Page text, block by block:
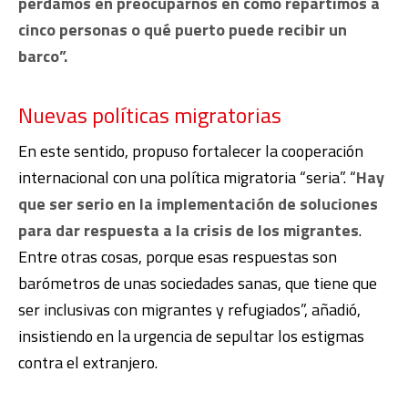
cinco personas o qué puerto puede recibir un
barco”.
Nuevas políticas migratorias
En este sentido, propuso fortalecer la cooperación
internacional con una política migratoria “seria”. “Hay
que ser serio en la implementación de soluciones
para dar respuesta a la crisis de los migrantes.
Entre otras cosas, porque esas respuestas son
barómetros de unas sociedades sanas, que tiene que
ser inclusivas con migrantes y refugiados”, añadió,
insistiendo en la urgencia de sepultar los estigmas
contra el extranjero.